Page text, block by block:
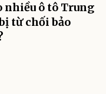
nhiều ô tô Trung
từ chối bảo